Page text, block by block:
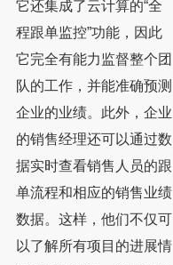
它还集成了云计算的“全
程跟单监控”功能，因此
它完全有能力监督整个团
队的工作，并能准确预测
企业的业绩。此外，企业
的销售经理还可以通过数
据实时查看销售人员的跟
单流程和相应的销售业绩
数据。这样，他们不仅可
以了解所有项目的进展情